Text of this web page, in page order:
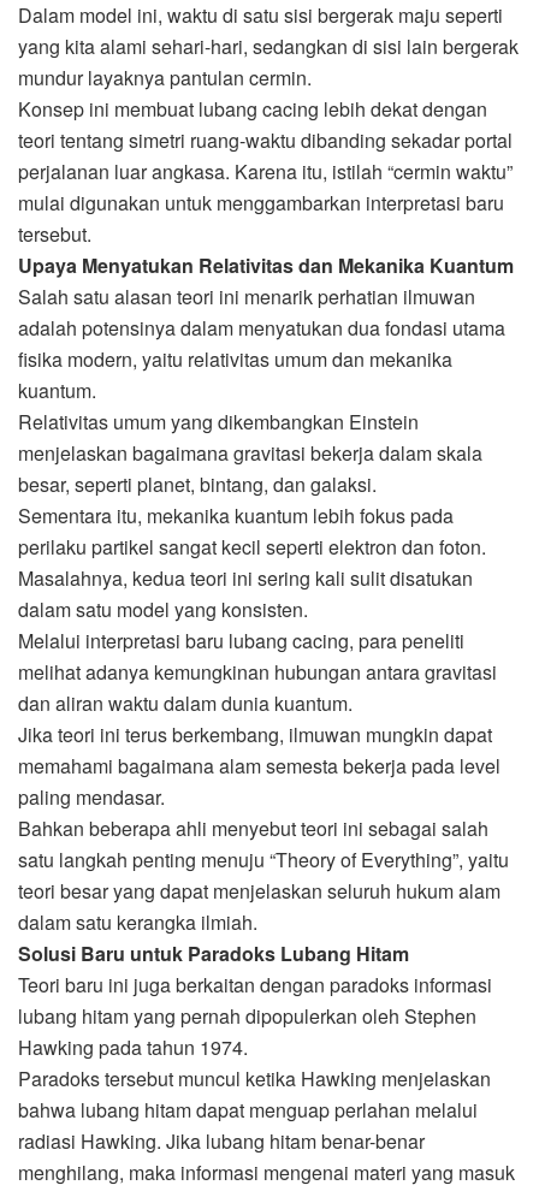
Dalam model ini, waktu di satu sisi bergerak maju seperti
yang kita alami sehari-hari, sedangkan di sisi lain bergerak
mundur layaknya pantulan cermin.
Konsep ini membuat lubang cacing lebih dekat dengan
teori tentang simetri ruang-waktu dibanding sekadar portal
perjalanan luar angkasa. Karena itu, istilah “cermin waktu”
mulai digunakan untuk menggambarkan interpretasi baru
tersebut.
Upaya Menyatukan Relativitas dan Mekanika Kuantum
Salah satu alasan teori ini menarik perhatian ilmuwan
adalah potensinya dalam menyatukan dua fondasi utama
fisika modern, yaitu relativitas umum dan mekanika
kuantum.
Relativitas umum yang dikembangkan Einstein
menjelaskan bagaimana gravitasi bekerja dalam skala
besar, seperti planet, bintang, dan galaksi.
Sementara itu, mekanika kuantum lebih fokus pada
perilaku partikel sangat kecil seperti elektron dan foton.
Masalahnya, kedua teori ini sering kali sulit disatukan
dalam satu model yang konsisten.
Melalui interpretasi baru lubang cacing, para peneliti
melihat adanya kemungkinan hubungan antara gravitasi
dan aliran waktu dalam dunia kuantum.
Jika teori ini terus berkembang, ilmuwan mungkin dapat
memahami bagaimana alam semesta bekerja pada level
paling mendasar.
Bahkan beberapa ahli menyebut teori ini sebagai salah
satu langkah penting menuju “Theory of Everything”, yaitu
teori besar yang dapat menjelaskan seluruh hukum alam
dalam satu kerangka ilmiah.
Solusi Baru untuk Paradoks Lubang Hitam
Teori baru ini juga berkaitan dengan paradoks informasi
lubang hitam yang pernah dipopulerkan oleh Stephen
Hawking pada tahun 1974.
Paradoks tersebut muncul ketika Hawking menjelaskan
bahwa lubang hitam dapat menguap perlahan melalui
radiasi Hawking. Jika lubang hitam benar-benar
menghilang, maka informasi mengenai materi yang masuk